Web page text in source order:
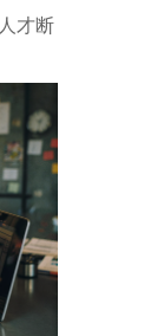
才断